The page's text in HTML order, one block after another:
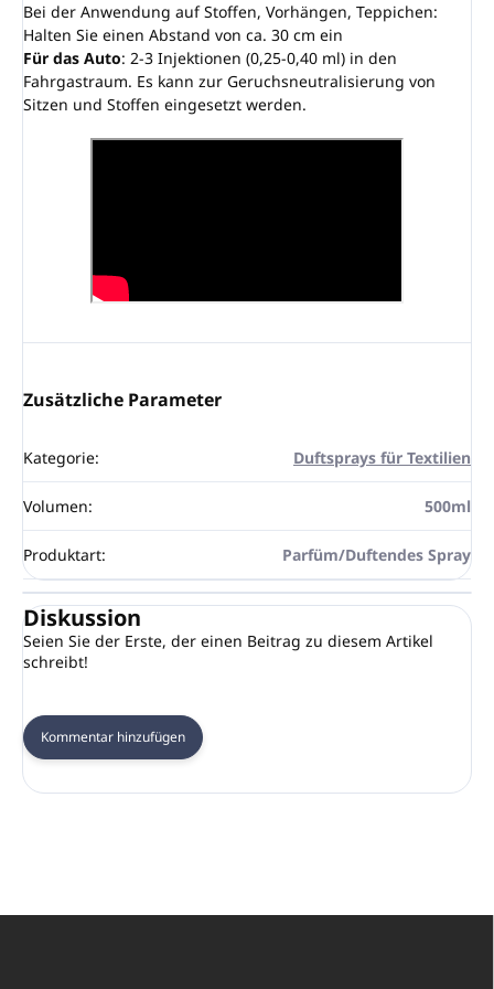
Bei der Anwendung auf Stoffen, Vorhängen, Teppichen:
Halten Sie einen Abstand von ca. 30 cm ein
Für das Auto: 2-3 Injektionen (0,25-0,40 ml) in den
Fahrgastraum. Es kann zur Geruchsneutralisierung von
Sitzen und Stoffen eingesetzt werden.
Zusätzliche Parameter
Kategorie: Duftsprays für Textilien
Volumen: 500ml
Produktart: Parfüm/Duftendes Spray
Diskussion
Seien Sie der Erste, der einen Beitrag zu diesem Artikel
schreibt!
Kommentar hinzufügen
F